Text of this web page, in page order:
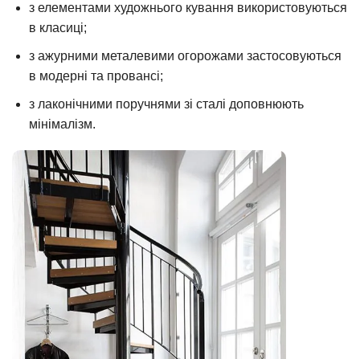
з елементами художнього кування використовуються
в класиці;
з ажурними металевими огорожами застосовуються
в модерні та провансі;
з лаконічними поручнями зі сталі доповнюють
мінімалізм.